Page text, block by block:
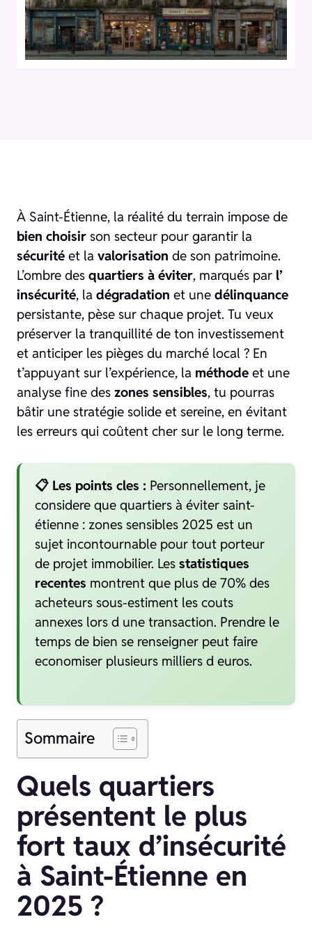
À Saint-Étienne, la réalité du terrain impose de
bien choisir son secteur pour garantir la
sécurité et la valorisation de son patrimoine.
L’ombre des quartiers à éviter, marqués par l’
insécurité, la dégradation et une délinquance
persistante, pèse sur chaque projet. Tu veux
préserver la tranquillité de ton investissement
et anticiper les pièges du marché local ? En
t’appuyant sur l’expérience, la méthode et une
analyse fine des zones sensibles, tu pourras
bâtir une stratégie solide et sereine, en évitant
les erreurs qui coûtent cher sur le long terme.
📋 Les points cles : Personnellement, je
considere que quartiers à éviter saint-
étienne : zones sensibles 2025 est un
sujet incontournable pour tout porteur
de projet immobilier. Les statistiques
recentes montrent que plus de 70% des
acheteurs sous-estiment les couts
annexes lors d une transaction. Prendre le
temps de bien se renseigner peut faire
economiser plusieurs milliers d euros.
Sommaire
Quels quartiers
présentent le plus
fort taux d’insécurité
à Saint-Étienne en
2025 ?